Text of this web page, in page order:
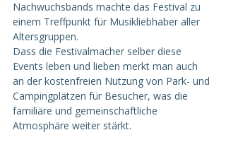
Nachwuchsbands machte das Festival zu
einem Treffpunkt für Musikliebhaber aller
Altersgruppen.
Dass die Festivalmacher selber diese
Events leben und lieben merkt man auch
an der kostenfreien Nutzung von Park- und
Campingplätzen für Besucher, was die
familiäre und gemeinschaftliche
Atmosphäre weiter stärkt.